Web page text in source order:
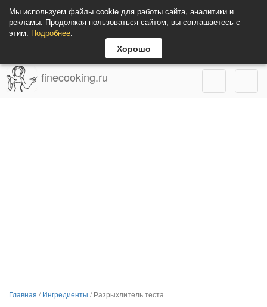
Мы используем файлы cookie для работы сайта, аналитики и
рекламы. Продолжая пользоваться сайтом, вы соглашаетесь с
этим. Подробнее.
Хорошо
finecooking.ru
Главная /Ингредиенты /Разрыхлитель теста